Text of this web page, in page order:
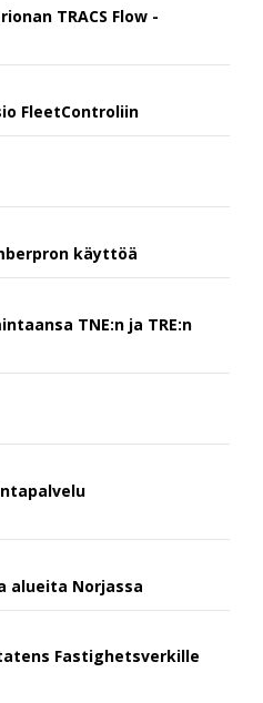
TRACS Flow -
FleetControliin
käyttöä
TNE:n ja TRE:n
alueita Norjassa
Fastighetsverkille